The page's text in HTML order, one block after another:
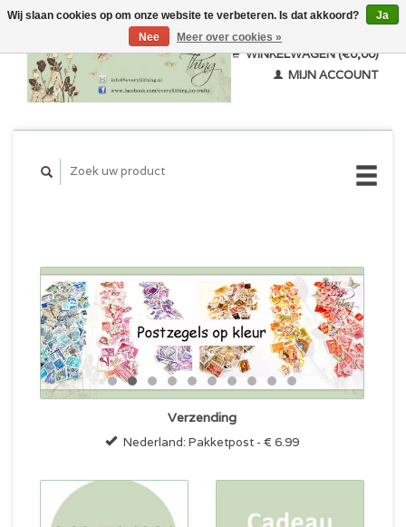
WINKELWAGEN (€0,00)
MIJN ACCOUNT
Verzending
Nederland: Pakketpost - € 6.99
Wij slaan cookies op om onze website te verbeteren. Is dat akkoord?
Ja
Nee
Meer over cookies »